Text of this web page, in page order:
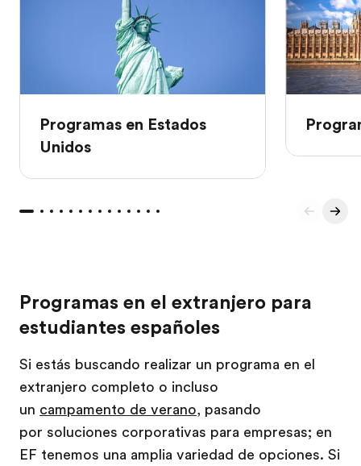
Programas en Estados
Unidos
Programas en el extranjero para
estudiantes españoles
Si estás buscando realizar un programa en el
extranjero completo o incluso
un campamento de verano, pasando
por soluciones corporativas para empresas; en
EF tenemos una amplia variedad de opciones. Si